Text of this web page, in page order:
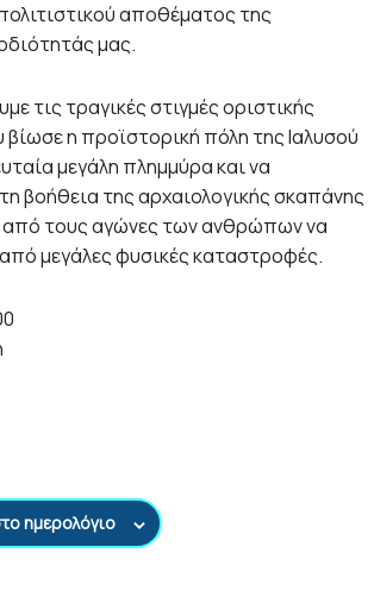
αποθέματος της
μας.
τις τραγικές στιγμές οριστικής
η προϊστορική πόλη της Ιαλυσού
μεγάλη πλημμύρα και να
βοήθεια της αρχαιολογικής σκαπάνης
τους αγώνες των ανθρώπων να
μεγάλες φυσικές καταστροφές.
ημερολόγιο